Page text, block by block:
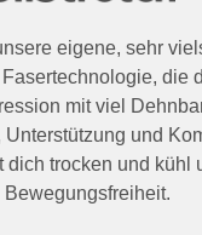
eigene, sehr
die
mit viel
und
dich trocken und kühl
Bewegungsfreiheit.